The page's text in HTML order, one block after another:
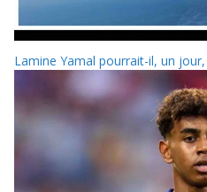
Lamine Yamal pourrait-il, un